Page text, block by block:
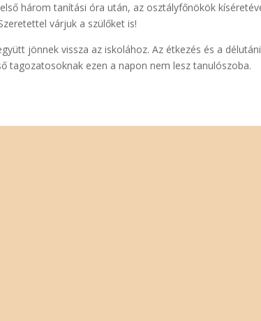
három tanítási óra után, az osztályfőnökök
várjuk a szülőket is!
jönnek vissza az iskolához. Az étkezés és a délutáni
tagozatosoknak ezen a napon nem lesz tanulószoba.